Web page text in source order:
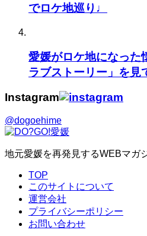
でロケ地巡り♩
愛媛がロケ地になった
ラブストーリー」を見
Instagram
@dogoehime
地元愛媛を再発見するWEBマガ
TOP
このサイトについて
運営会社
プライバシーポリシー
お問い合わせ